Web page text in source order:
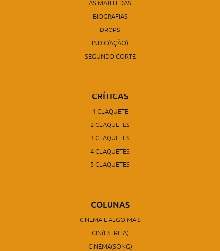
AS MATHILDAS
BIOGRAFIAS
DROPS
INDIC(AÇÃO)
SEGUNDO CORTE
CRÍTICAS
1 CLAQUETE
2 CLAQUETES
3 CLAQUETES
4 CLAQUETES
5 CLAQUETES
COLUNAS
CINEMA E ALGO MAIS
CIN(ESTREIA)
CINEMA(SONG)